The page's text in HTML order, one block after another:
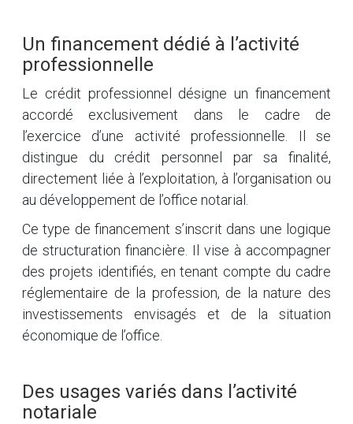
Un financement dédié à l’activité
professionnelle
Le crédit professionnel désigne un financement
accordé exclusivement dans le cadre de
l’exercice d’une activité professionnelle. Il se
distingue du crédit personnel par sa finalité,
directement liée à l’exploitation, à l’organisation ou
au développement de l’office notarial.
Ce type de financement s’inscrit dans une logique
de structuration financière. Il vise à accompagner
des projets identifiés, en tenant compte du cadre
réglementaire de la profession, de la nature des
investissements envisagés et de la situation
économique de l’office.
Des usages variés dans l’activité
notariale